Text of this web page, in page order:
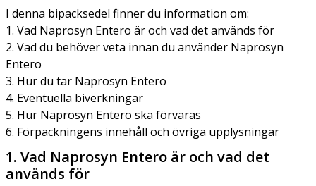
I denna bipacksedel finner du information om:
1. Vad Naprosyn Entero är och vad det används för
2. Vad du behöver veta innan du använder Naprosyn
Entero
3. Hur du tar Naprosyn Entero
4. Eventuella biverkningar
5. Hur Naprosyn Entero ska förvaras
6. Förpackningens innehåll och övriga upplysningar
1. Vad Naprosyn Entero är och vad det
används för